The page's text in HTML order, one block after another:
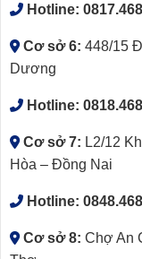
Hotline:
Cơ sở 6: 448/15
Dương
Hotline:
Cơ sở 7: L2/12
Hòa – Đồng Nai
Hotline:
Cơ sở 8: Chợ An